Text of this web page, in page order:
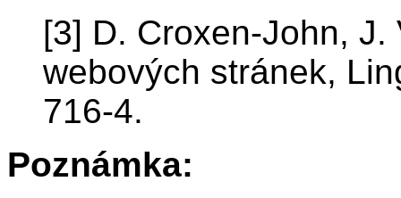
[3] D. Croxen-John, J.
webových stránek,
716-4.
Poznámka: